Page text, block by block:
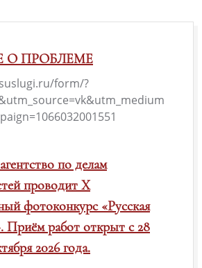
ПРОБЛЕМЕ
form/?
по делам
проводит X
фотоконкурс «Русская
Приём работ открыт с 28
2026 года.